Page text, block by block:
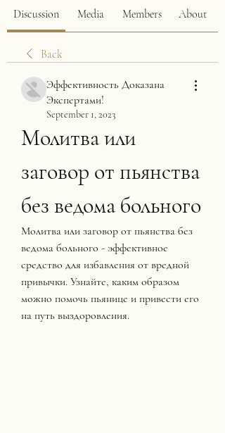
Discussion Media Members About
Back
Эффективность Доказана
Экспертами!
September 1, 2023
Молитва или
заговор от пьянства
без ведома больного
Молитва или заговор от пьянства без
ведома больного - эффективное
средство для избавления от вредной
привычки. Узнайте, каким образом
можно помочь пьянице и привести его
на путь выздоровления.